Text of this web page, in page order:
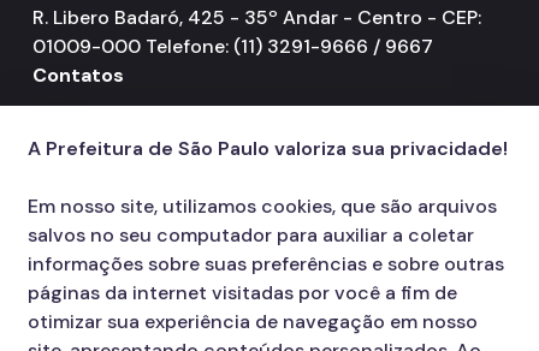
Operação Altas Temperaturas (OAT)
Operação Baixas Temperaturas (OBT)
Programa Bolsa Família
Renda Mínima
Benefício de Prestação Continuada (BPC)
R. Libero Badaró, 425 - 35º Andar - Centro - CEP:
01009-000 Telefone: (11) 3291-9666 / 9667
Contatos
156
A Prefeitura de São Paulo valoriza sua privacidade!
Em nosso site, utilizamos cookies, que são arquivos
salvos no seu computador para auxiliar a coletar
informações sobre suas preferências e sobre outras
páginas da internet visitadas por você a fim de
otimizar sua experiência de navegação em nosso